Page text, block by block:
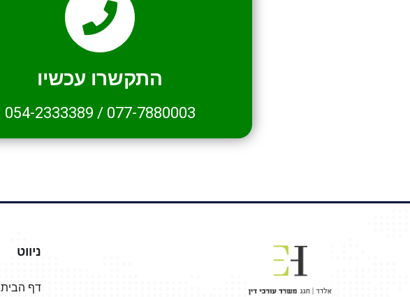
התקשרו עכשיו
077-7880003
/
054-2333389
ניווט
דף הבית